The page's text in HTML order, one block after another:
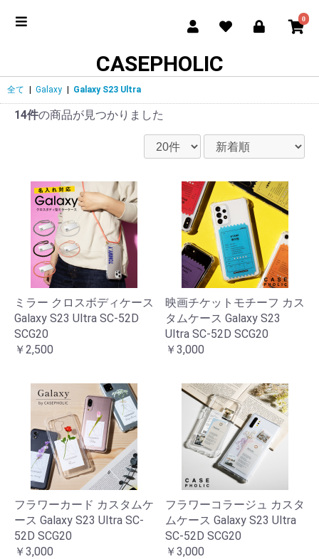
0
CASEPHOLIC
全て | Galaxy | Galaxy S23 Ultra
14件の商品が見つかりました
ミラー クロスボディケース
Galaxy S23 Ultra SC-52D
SCG20
￥2,500
映画チケットモチーフ カス
タムケース Galaxy S23
Ultra SC-52D SCG20
￥3,000
フラワーカード カスタムケ
ース Galaxy S23 Ultra SC-
52D SCG20
￥3,000
フラワーコラージュ カスタ
ムケース Galaxy S23 Ultra
SC-52D SCG20
￥3,000